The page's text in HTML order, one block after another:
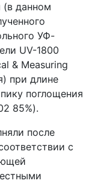
данном
УФ-
UV-1800
& Measuring
при длине
поглощения
85%).
после
с